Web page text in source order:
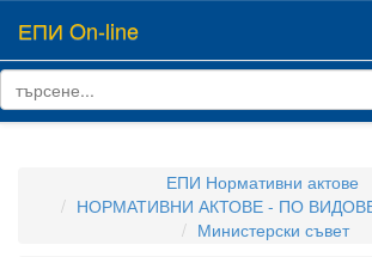
ЕПИ On-line
ЕПИ Нормативни актове
НОРМАТИВНИ АКТОВЕ - ПО
Министерски съвет